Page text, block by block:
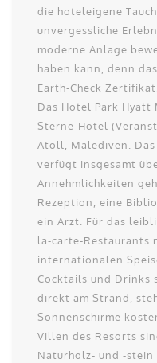
die hoteleigene
unvergessliche
moderne Anlage
haben kann, denn
Earth-Check Zertifikat.
Das Hotel Park Hyatt
Sterne-Hotel
Atoll, Malediven.
verfügt insgesamt
Annehmlichkeiten
Rezeption, eine
ein Arzt. Für das
la-carte-Restaurants
internationalen
Cocktails und Drinks
direkt am Strand,
Sonnenschirme
Villen des Resorts
Naturholz- und -